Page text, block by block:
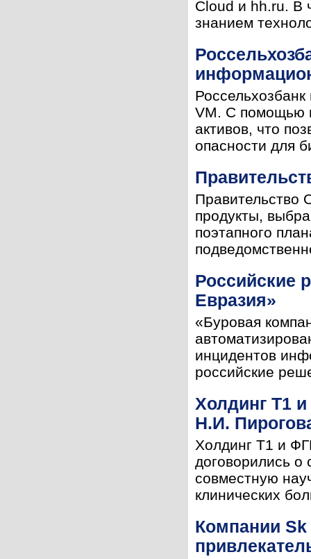
Cloud и hh.ru. В
знанием
VM. С помощью
активов, что
опасности для
Правительство
продукты,
поэтапного
Российские
Евразия»
«Буровая
инцидентов
российские
Холдинг Т1
Н.И.
Холдинг Т1 и
договорились о
совместную
клинических
Компании